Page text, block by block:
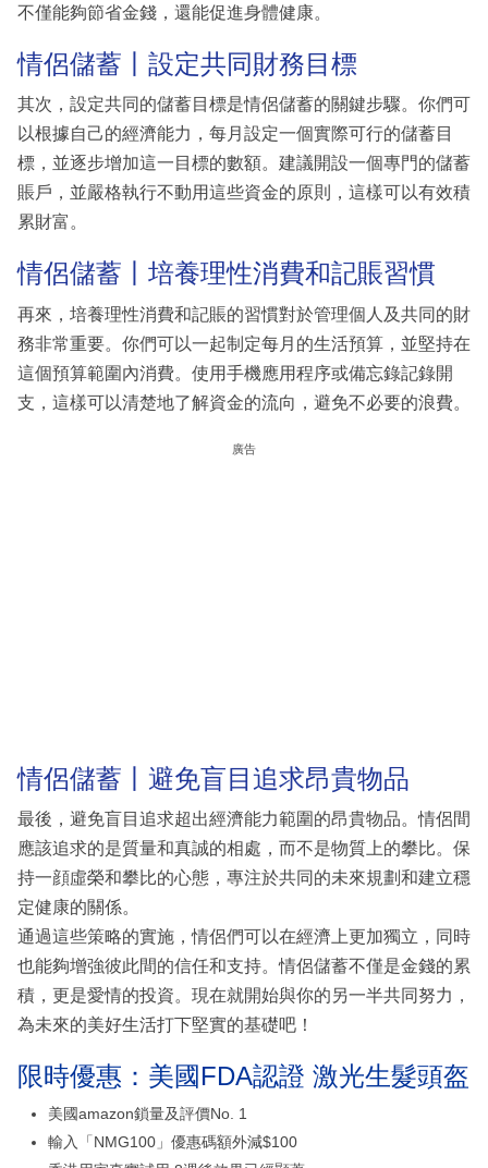
不僅能夠節省金錢，還能促進身體健康。
情侶儲蓄丨設定共同財務目標
其次，設定共同的儲蓄目標是情侶儲蓄的關鍵步驟。你們可
以根據自己的經濟能力，每月設定一個實際可行的儲蓄目
標，並逐步增加這一目標的數額。建議開設一個專門的儲蓄
賬戶，並嚴格執行不動用這些資金的原則，這樣可以有效積
累財富。
情侶儲蓄丨培養理性消費和記賬習慣
再來，培養理性消費和記賬的習慣對於管理個人及共同的財
務非常重要。你們可以一起制定每月的生活預算，並堅持在
這個預算範圍內消費。使用手機應用程序或備忘錄記錄開
支，這樣可以清楚地了解資金的流向，避免不必要的浪費。
廣告
情侶儲蓄丨避免盲目追求昂貴物品
最後，避免盲目追求超出經濟能力範圍的昂貴物品。情侶間
應該追求的是質量和真誠的相處，而不是物質上的攀比。保
持一顔虛榮和攀比的心態，專注於共同的未來規劃和建立穩
定健康的關係。
通過這些策略的實施，情侶們可以在經濟上更加獨立，同時
也能夠增強彼此間的信任和支持。情侶儲蓄不僅是金錢的累
積，更是愛情的投資。現在就開始與你的另一半共同努力，
為未來的美好生活打下堅實的基礎吧！
限時優惠：美國FDA認證 激光生髮頭盔
美國amazon鎖量及評價No. 1
輸入「NMG100」優惠碼額外減$100